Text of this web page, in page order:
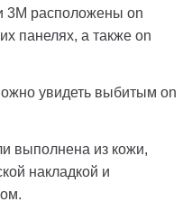
3M расположены on
панелях, а также on
увидеть выбитым on
выполнена из кожи,
накладкой и